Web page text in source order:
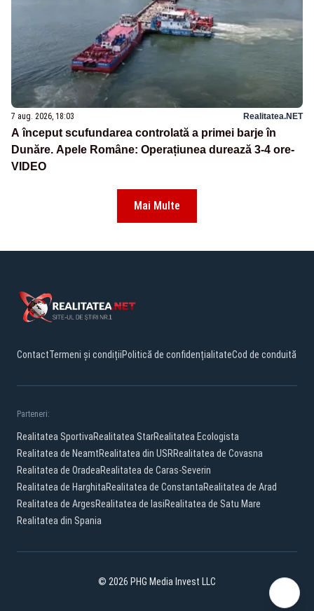
7 aug. 2026, 18:03 Realitatea.NET
A început scufundarea controlată a primei barje în
Dunăre. Apele Române: Operațiunea durează 3-4 ore-
VIDEO
Mai Multe
ContactTermeni și condițiiPolitică de confidențialitateCod de conduită
Parteneri:
Realitatea SportivaRealitatea StarRealitatea Ecologista
Realitatea de NeamtRealitatea din USRRealitatea de Covasna
Realitatea de OradeaRealitatea de Caras-Severin
Realitatea de HarghitaRealitatea de ConstantaRealitatea de Arad
Realitatea de ArgesRealitatea de IasiRealitatea de Satu Mare
Realitatea din Spania
© 2026 PHG Media Invest LLC